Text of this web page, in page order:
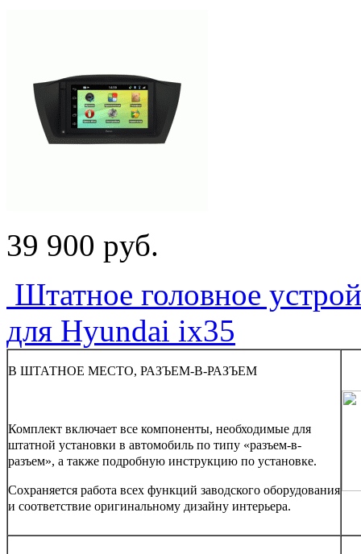
39 900 pуб.
Штатное головное
для Hyundai ix35
В ШТАТНОЕ МЕСТО, РАЗЪЕМ-В-РАЗЪЕМ
Комплект включает все компоненты, необходимые для
штатной установки в автомобиль по типу «разъем-в-
разъем», а также подробную инструкцию по установке.
Сохраняется работа всех функций заводского оборудования
и соответствие оригинальному дизайну интерьера.